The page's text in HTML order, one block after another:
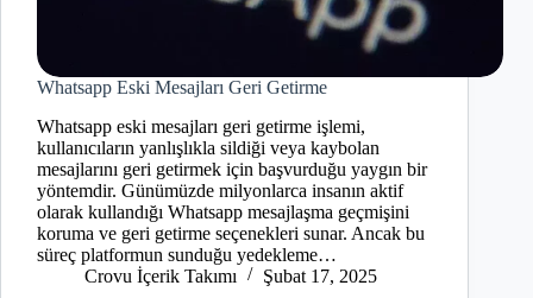
Whatsapp Eski Mesajları Geri Getirme
Whatsapp eski mesajları geri getirme işlemi,
kullanıcıların yanlışlıkla sildiği veya kaybolan
mesajlarını geri getirmek için başvurduğu yaygın bir
yöntemdir. Günümüzde milyonlarca insanın aktif
olarak kullandığı Whatsapp mesajlaşma geçmişini
koruma ve geri getirme seçenekleri sunar. Ancak bu
süreç platformun sunduğu yedekleme…
Crovu İçerik Takımı
Şubat 17, 2025